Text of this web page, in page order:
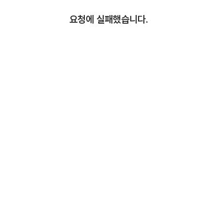
요청에 실패했습니다.